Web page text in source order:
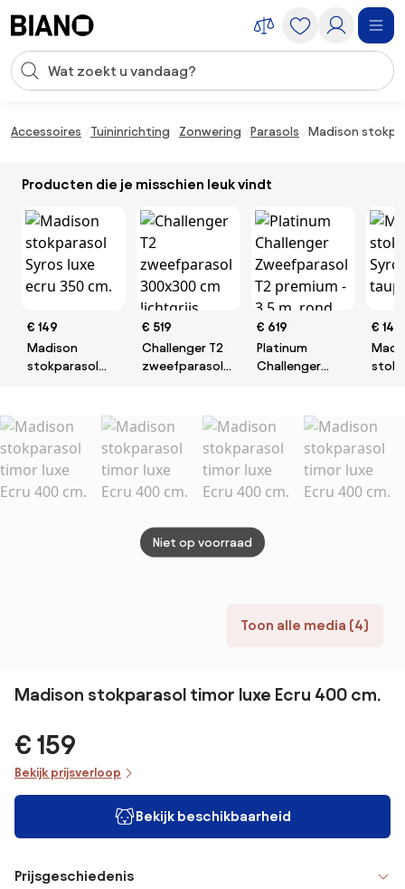
Zoekopdracht invoeren
Accessoires Tuininrichting Zonwering Parasols Madison
Producten die je misschien leuk vindt
€ 149
Madison
stokparasol
€ 519
Challenger T2
zweefparasol
€ 619
Platinum
Challenger
3,5 m. rond
Grey
€ 149
Toon alle media (4)
Niet op voorraad
Madison stokparasol timor luxe Ecru 400 cm.
€ 159
Bekijk prijsverloop
Bekijk beschikbaarheid
Prijsgeschiedenis